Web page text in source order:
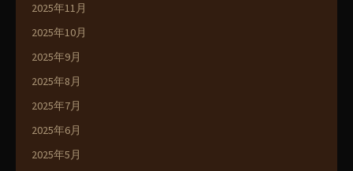
2025年11月
2025年10月
2025年9月
2025年8月
2025年7月
2025年6月
2025年5月